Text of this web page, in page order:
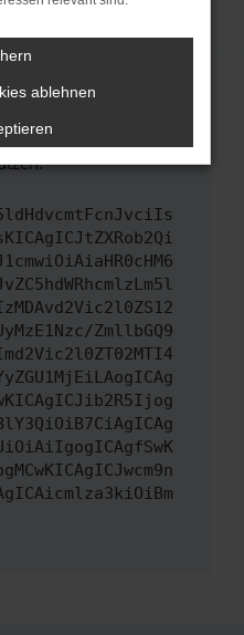
Schritte versucht
Wir werden
um uns bei der
ZmllbGQ9
ablehnen